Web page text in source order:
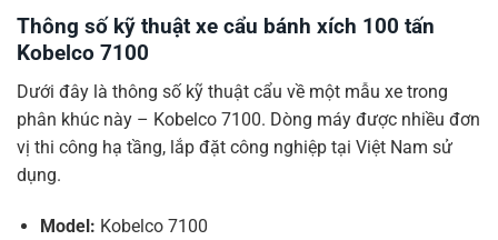
Thông số kỹ thuật xe cẩu bánh xích 100 tấn
Kobelco 7100
Dưới đây là thông số kỹ thuật cẩu về một mẫu xe trong
phân khúc này – Kobelco 7100. Dòng máy được nhiều đơn
vị thi công hạ tầng, lắp đặt công nghiệp tại Việt Nam sử
dụng.
Model: Kobelco 7100